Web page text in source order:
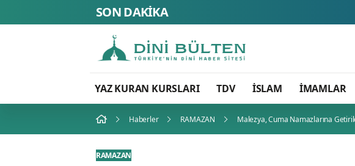
SON DAKİKA
YAZ KURAN KURSLARI TDV İSLAM İMAMLAR
Haberler RAMAZAN Malezya, Cuma Namazlarına
RAMAZAN